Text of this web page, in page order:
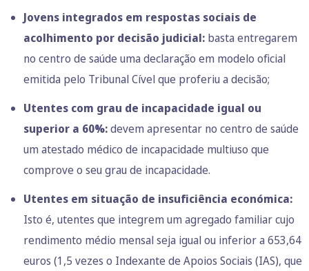
Jovens integrados em respostas sociais de
acolhimento por decisão judicial: basta entregarem
no centro de saúde uma declaração em modelo oficial
emitida pelo Tribunal Cível que proferiu a decisão;
Utentes com grau de incapacidade igual ou
superior a 60%:devem apresentar no centro de saúde
um atestado médico de incapacidade multiuso que
comprove o seu grau de incapacidade.
Utentes em situação de insuficiência económica:
Isto é, utentes que integrem um agregado familiar cujo
rendimento médio mensal seja igual ou inferior a 653,64
euros (1,5 vezes o Indexante de Apoios Sociais (IAS), que